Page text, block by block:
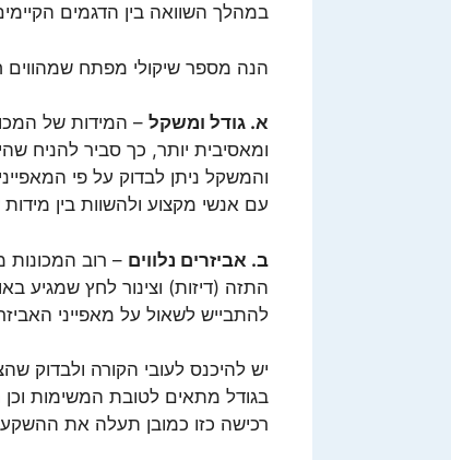
במהלך השוואה בין הדגמים
הנה מספר שיקולי מפתח שמהווים
א. גודל ומשקל – המידות של
ומאסיבית יותר, כך סביר להניח
והמשקל ניתן לבדוק על פי
עם אנשי מקצוע ולהשוות בין
ב. אביזרים נלווים
התזה (דיזות) וצינור לחץ שמגיע
להתבייש לשאול על מאפייני
יש להיכנס לעובי הקורה ולבדוק
בגודל מתאים לטובת המשימות וכן
רכישה כזו כמובן תעלה את